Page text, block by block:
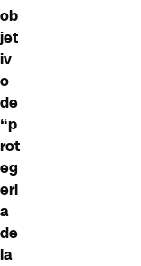
ob
jet
iv
o
de
“p
rot
eg
erl
a
de
la